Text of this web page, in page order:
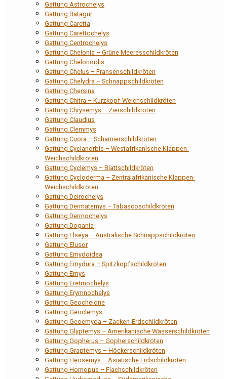
Gattung Astrochelys
Gattung Batagur
Gattung Caretta
Gattung Carettochelys
Gattung Centrochelys
Gattung Chelonia – Grüne Meeresschildkröten
Gattung Chelonoidis
Gattung Chelus – Fransenschildkröten
Gattung Chelydra – Schnappschildkröten
Gattung Chersina
Gattung Chitra – Kurzkopf-Weichschildkröten
Gattung Chrysemys – Zierschildkröten
Gattung Claudius
Gattung Clemmys
Gattung Cuora – Scharnierschildkröten
Gattung Cyclanorbis – Westafrikanische Klappen-
Weichschildkröten
Gattung Cyclemys – Blattschildkröten
Gattung Cycloderma – Zentralafrikanische Klappen-
Weichschildkröten
Gattung Deirochelys
Gattung Dermatemys – Tabascoschildkröten
Gattung Dermochelys
Gattung Dogania
Gattung Elseya – Australische Schnappschildkröten
Gattung Elusor
Gattung Emydoidea
Gattung Emydura – Spitzkopfschildkröten
Gattung Emys
Gattung Eretmochelys
Gattung Erymnochelys
Gattung Geochelone
Gattung Geoclemys
Gattung Geoemyda – Zacken-Erdschildkröten
Gattung Glyptemys – Amerikanische Wasserschildkröten
Gattung Gopherus – Gopherschildkröten
Gattung Graptemys – Höckerschildkröten
Gattung Heosemys – Asiatische Erdschildkröten
Gattung Homopus – Flachschildkröten